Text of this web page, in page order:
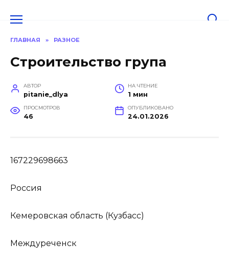
ГЛАВНАЯ » РАЗНОЕ
Строительство група
АВТОР
pitanie_dlya
НА ЧТЕНИЕ
1 мин
ПРОСМОТРОВ
46
ОПУБЛИКОВАНО
24.01.2026
167229698663
Россия
Кемеровская область (Кузбасс)
Междуреченск